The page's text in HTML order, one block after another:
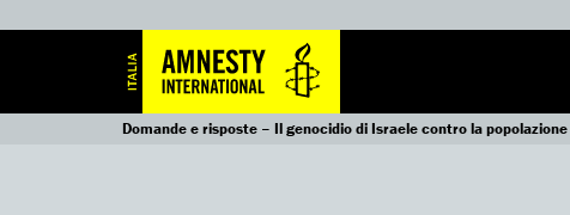
Domande e risposte – Il genocidio di Israele contro la